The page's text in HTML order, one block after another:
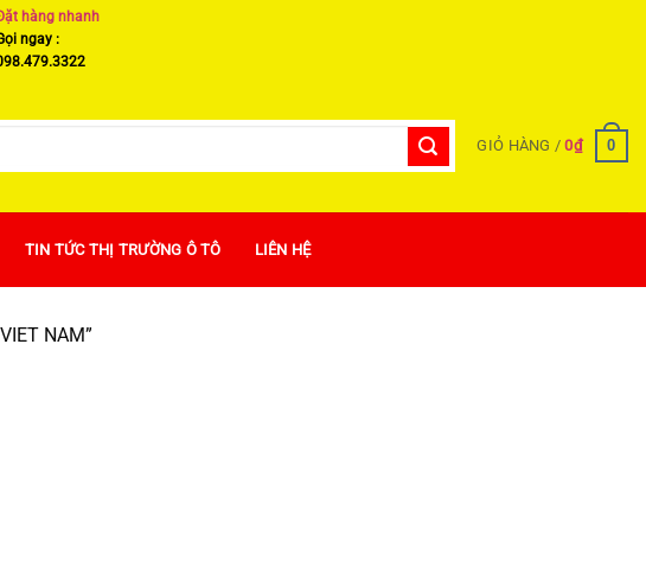
hàng nhanh
ngay :
GIỎ HÀNG /0₫ 0
TIN TỨC THỊ TRƯỜNG Ô TÔ LIÊN HỆ
NAM”